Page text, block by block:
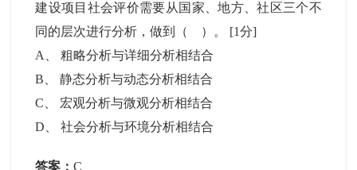
建设项目社会评价需要从国家、地方、社区三个不
同的层次进行分析，做到（ ）。 [1分]
A
、粗略分析与详细分析相结合
B 、静态分析与动态分析相结合
C
宏观分析与微观分析相结合
D 、社会分析与环境分析相结合
答案：C